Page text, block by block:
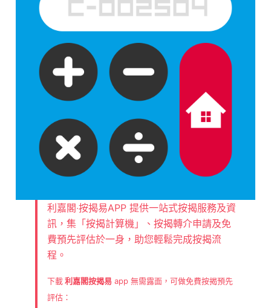
利嘉閣‧按揭易APP 提供一站式按揭服務及資
訊，集「按揭計算機」、按揭轉介申請及免
費預先評估於一身，助您輕鬆完成按揭流
程。
下載利嘉閣按揭易app 無需露面，可做免費按揭預先
評估：